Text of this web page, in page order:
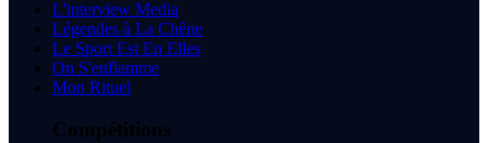
L'interview Media
Légendes à La Chêne
Le Sport Est En Elles
On S'enflamme
Mon Rituel
Compétitions